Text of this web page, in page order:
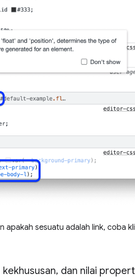
sesuatu adalah link, coba
kekhususan, dan nilai